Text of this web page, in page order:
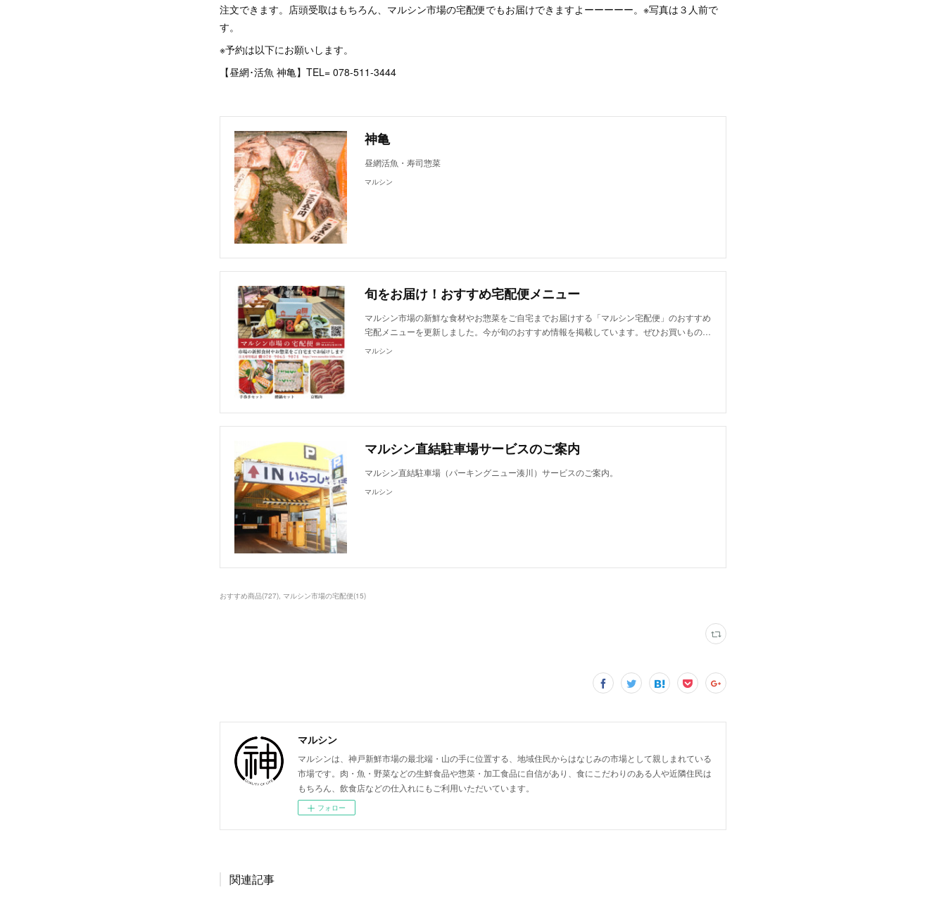
注文できます。店頭受取はもちろん、マルシン市場の宅配便でもお届けできますよーーーーー。※写真は３人前で
す。
※予約は以下にお願いします。
【昼網･活魚 神亀】TEL= 078-511-3444
神亀
昼網活魚・寿司惣菜
マルシン
旬をお届け！おすすめ宅配便メニュー
マルシン市場の新鮮な食材やお惣菜をご自宅までお届けする「マルシン宅配便」のおすすめ
宅配メニューを更新しました。今が旬のおすすめ情報を掲載しています。ぜひお買いもの…
マルシン
マルシン直結駐車場サービスのご案内
マルシン直結駐車場（パーキングニュー湊川）サービスのご案内。
マルシン
おすすめ商品(727) マルシン市場の宅配便(15)
マルシン
マルシンは、神戸新鮮市場の最北端・山の手に位置する、地域住民からはなじみの市場として親しまれている
市場です。肉・魚・野菜などの生鮮食品や惣菜・加工食品に自信があり、食にこだわりのある人や近隣住民は
もちろん、飲食店などの仕入れにもご利用いただいています。
フォロー
関連記事